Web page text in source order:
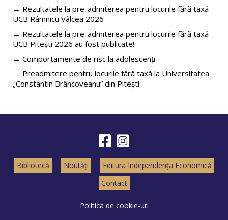
→ Rezultatele la pre-admiterea pentru locurile fără taxă
UCB Râmnicu Vâlcea 2026
→ Rezultatele la pre-admiterea pentru locurile fără taxă
UCB Pitești 2026 au fost publicate!
→ Comportamente de risc la adolescenți
→ Preadmitere pentru locurile fără taxă la Universitatea
„Constantin Brâncoveanu” din Pitești
Bibliotecă Noutăți
Editura Independența Economică
Contact
Politica de cookie-uri